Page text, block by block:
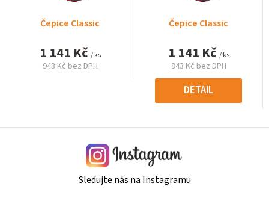
Čepice Classic
1 141 Kč / ks
943 Kč bez DPH
Čepice Classic
1 141 Kč / ks
943 Kč bez DPH
Měrná
cena:
DETAIL
Sledujte nás na Instagramu